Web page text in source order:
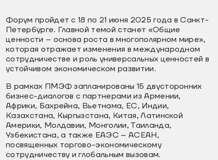
Форум пройдет с 18 по 21 июня 2025 года в Санкт-
Петербурге. Главной темой станет «Общие
ценности – основа роста в многополярном мире»,
которая отражает изменения в международном
сотрудничестве и роль универсальных ценностей в
устойчивом экономическом развитии.
В рамках ПМЭФ запланированы 15 двусторонних
бизнес-диалогов с партнерами из Армении,
Африки, Бахрейна, Вьетнама, ЕС, Индии,
Казахстана, Кыргызстана, Китая, Латинской
Америки, Молдавии, Монголии, Таиланда,
Узбекистана, а также ЕАЭС – АСЕАН,
посвященных торгово-экономическому
сотрудничеству и глобальным вызовам.